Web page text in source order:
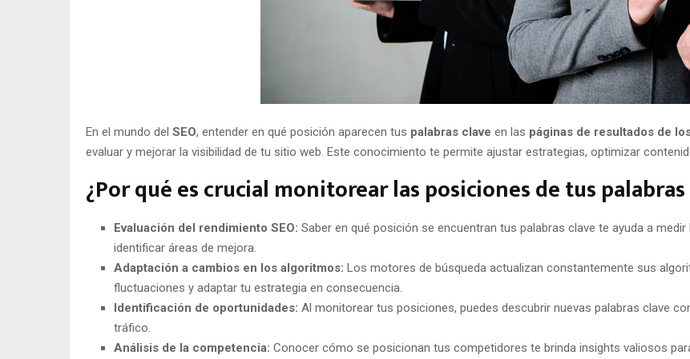
En el mundo del SEO, entender en qué posición aparecen tus palabras clave en las páginas de resultados de
evaluar y mejorar la visibilidad de tu sitio web. Este conocimiento te permite ajustar estrategias, optimizar
¿Por qué es crucial monitorear las posiciones de tus palabras
Evaluación del rendimiento SEO: Saber en qué posición se encuentran tus palabras clave te ayuda a
identificar áreas de mejora.
Adaptación a cambios en los algoritmos: Los motores de búsqueda actualizan constantemente sus
fluctuaciones y adaptar tu estrategia en consecuencia.
Identificación de oportunidades: Al monitorear tus posiciones, puedes descubrir nuevas palabras clave
tráfico.
Análisis de la competencia: Conocer cómo se posicionan tus competidores te brinda insights valiosos